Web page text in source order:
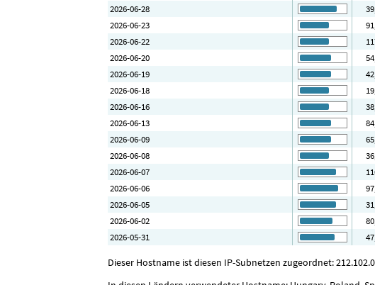
2026-06-28
39
2026-06-23
91
2026-06-22
2026-06-20
54
2026-06-19
42
2026-06-18
19
2026-06-16
38
2026-06-13
84
2026-06-09
65
2026-06-08
36
2026-06-07
2026-06-06
97
2026-06-05
31
2026-06-02
80
2026-05-31
47
Dieser Hostname ist diesen IP-Subnetzen zugeordnet: